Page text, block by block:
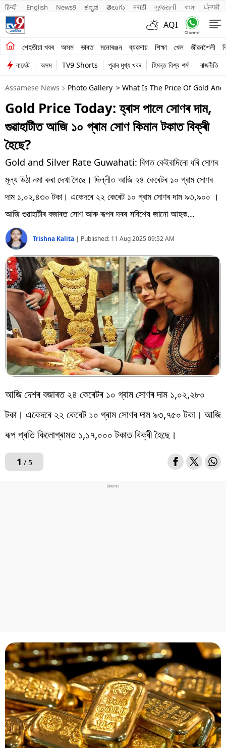
हिन्दी English News9 ಕನ್ನಡ తెలుగు मराठी ગુજરાતી বাংলা ਪੰਜਾਬੀ
AQI
শেহতীয়া খবৰ অসম ভাৰত মনোৰঞ্জন ব্যৱসায় শিক্ষা খেল জীৱনশৈলী
শেহতীয়া খবৰ
অসম
ভাৰত
মনোৰঞ্জন
ব্যৱসায়
শিক্ষা
খেল
জীৱনশৈলী
বিশ্ব
প্ৰযুক্তি
Videos
বাজেট অসম TV9 Shorts পুৱাৰ মুখ্য খবৰ হিমন্ত বিশ্ব শৰ্মা ৰাজনীতি
Assamese News Photo Gallery > What Is The Price Of Gold
Gold Price Today: হ্ৰাস পালে সোণৰ দাম,
গুৱাহাটীত আজি ১০ গ্ৰাম সোণ কিমান টকাত বিক্ৰী
হৈছে?
Gold and Silver Rate Guwahati: বিগত কেইবাদিনো ধৰি সোণৰ
মূল্য উঠা নমা কৰা দেখা গৈছে। দিল্লীত আজি ২৪ কেৰেটৰ ১০ গ্ৰাম সোণৰ
দাম ১,০২,৪৩০ টকা। একেদৰে ২২ কেৰেট ১০ গ্ৰাম সোণৰ দাম ৯৩,৯০০ ।
আজি গুৱাহাটীৰ বজাৰত সোণ আৰু ৰূপৰ দৰৰ সবিশেষ জানো আহক...
Trishna Kalita | Published: 11 Aug 2025 09:52 AM
আজি দেশৰ বজাৰত ২৪ কেৰেটৰ ১০ গ্ৰাম সোণৰ দাম ১,০২,২৮০
টকা। একেদৰে ২২ কেৰেট ১০ গ্ৰাম সোণৰ দাম ৯৩,৭৫০ টকা। আজি
ৰূপ প্ৰতি কিলোগ্ৰামত ১,১৭,০০০ টকাত বিক্ৰী হৈছে।
1 / 5